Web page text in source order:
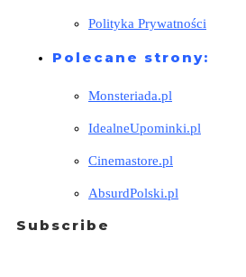
Polityka Prywatności
Polecane strony:
Monsteriada.pl
IdealneUpominki.pl
Cinemastore.pl
AbsurdPolski.pl
Subscribe